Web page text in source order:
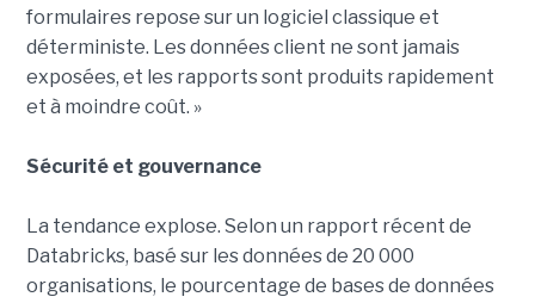
formulaires repose sur un logiciel classique et
déterministe. Les données client ne sont jamais
exposées, et les rapports sont produits rapidement
et à moindre coût. »
Sécurité et gouvernance
La tendance explose. Selon un rapport récent de
Databricks, basé sur les données de 20 000
organisations, le pourcentage de bases de données